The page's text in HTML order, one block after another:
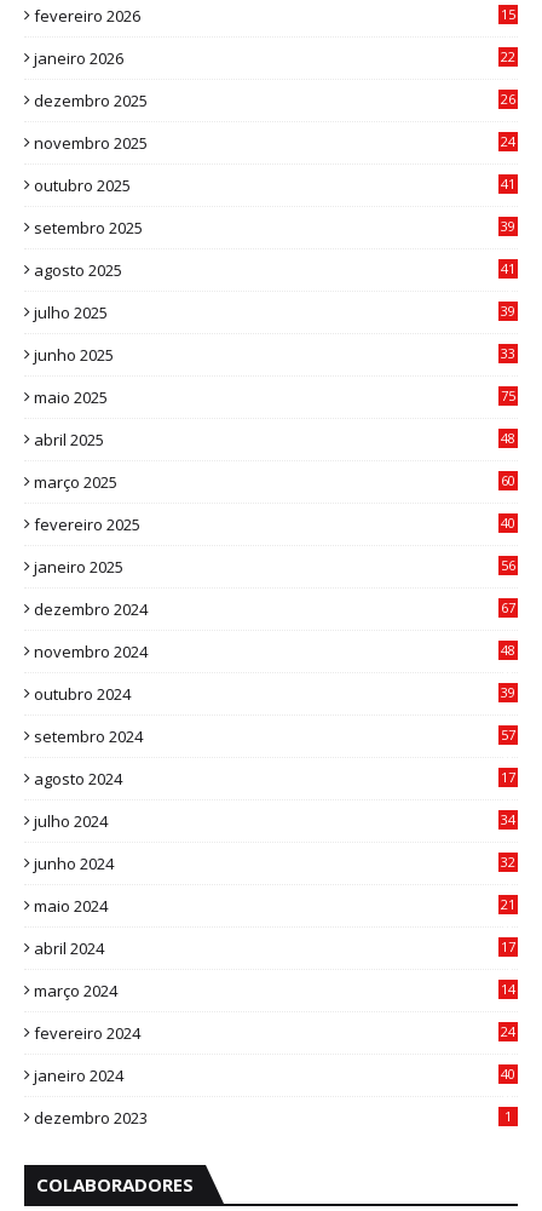
fevereiro 2026
15
janeiro 2026
22
dezembro 2025
26
novembro 2025
24
outubro 2025
41
setembro 2025
39
agosto 2025
41
julho 2025
39
junho 2025
33
maio 2025 75
abril 2025
48
março 2025
60
fevereiro 2025
40
janeiro 2025
56
dezembro 2024
67
novembro 2024
48
outubro 2024
39
setembro 2024
57
agosto 2024
17
julho 2024
34
junho 2024
32
maio 2024
21
abril 2024
17
março 2024
14
fevereiro 2024
24
janeiro 2024
40
dezembro 2023 1
COLABORADORES